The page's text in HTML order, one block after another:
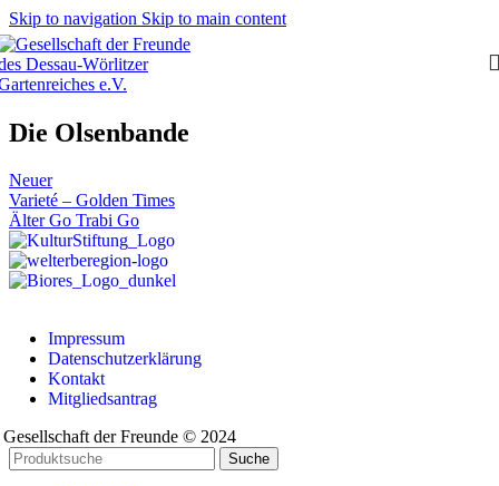
Skip to navigation Skip to main content
Die Olsenbande
Neuer
Varieté – Golden Times
Älter Go Trabi Go
Impressum
Datenschutzerklärung
Kontakt
Mitgliedsantrag
Gesellschaft der Freunde © 2024
Suche